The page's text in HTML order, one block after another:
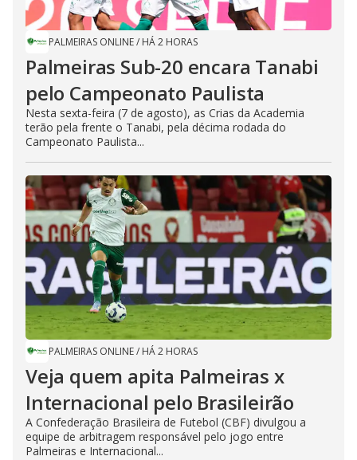
PALMEIRAS ONLINE/ HÁ 2 HORAS
Palmeiras Sub-20 encara Tanabi
pelo Campeonato Paulista
Nesta sexta-feira (7 de agosto), as Crias da Academia
terão pela frente o Tanabi, pela décima rodada do
Campeonato Paulista...
PALMEIRAS ONLINE/ HÁ 2 HORAS
Veja quem apita Palmeiras x
Internacional pelo Brasileirão
A Confederação Brasileira de Futebol (CBF) divulgou a
equipe de arbitragem responsável pelo jogo entre
Palmeiras e Internacional...